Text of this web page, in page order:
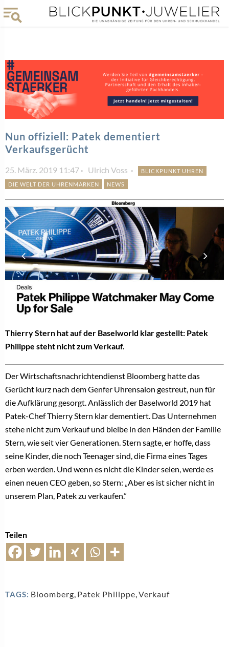
Nun offiziell: Patek dementiert
Verkaufsgerücht
25. März. 2019 11:47 Ulrich Voss
BLICKPUNKT UHREN
DIE WELT DER UHRENMARKEN
NEWS
Thierry Stern hat auf der Baselworld klar gestellt: Patek
Philippe steht nicht zum Verkauf.
Der Wirtschaftsnachrichtendienst Bloomberg hatte das
Gerücht kurz nach dem Genfer Uhrensalon gestreut, nun für
die Aufklärung gesorgt. Anlässlich der Baselworld 2019 hat
Patek-Chef Thierry Stern klar dementiert. Das Unternehmen
stehe nicht zum Verkauf und bleibe in den Händen der Familie
Stern, wie seit vier Generationen. Stern sagte, er hoffe, dass
seine Kinder, die noch Teenager sind, die Firma eines Tages
erben werden. Und wenn es nicht die Kinder seien, werde es
einen neuen CEO geben, so Stern: „Aber es ist sicher nicht in
unserem Plan, Patek zu verkaufen.”
Teilen
TAGS: Bloomberg, Patek Philippe,Verkauf